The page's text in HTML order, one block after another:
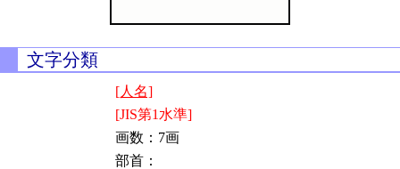
文字分類
[人名]
[JIS第1水準]
画数：7画
部首：